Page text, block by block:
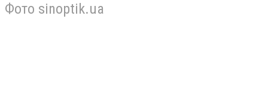
Фото sinoptik.ua